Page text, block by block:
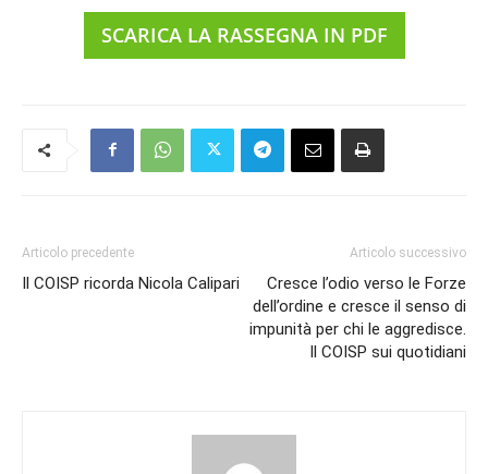
SCARICA LA RASSEGNA IN PDF
Articolo precedente
Il COISP ricorda Nicola Calipari
Articolo successivo
Cresce l’odio verso le Forze
dell’ordine e cresce il senso di
impunità per chi le aggredisce.
Il COISP sui quotidiani